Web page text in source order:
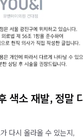
색소 재발, 정말
다시 올라올 수 있는지,